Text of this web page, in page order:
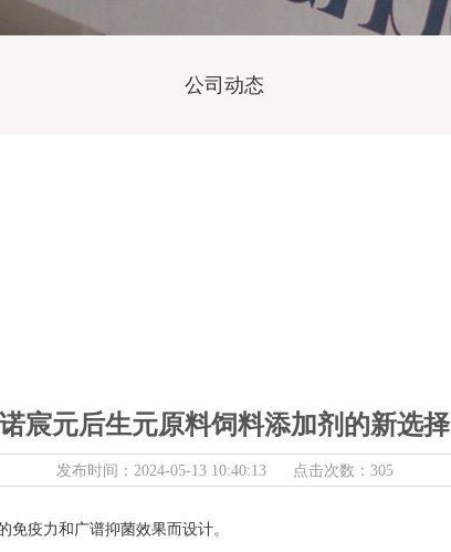
公司动态
诺宸元后生元原料饲料添加剂的新选择
发布时间：2024-05-13 10:40:13 点击次数：305
疫力和广谱抑菌效果而设计。